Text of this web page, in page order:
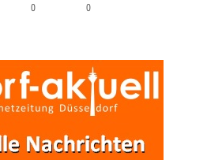
0 0